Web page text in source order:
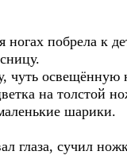
побрела к
чуть
на толстой
шарики.
глаза, сучил